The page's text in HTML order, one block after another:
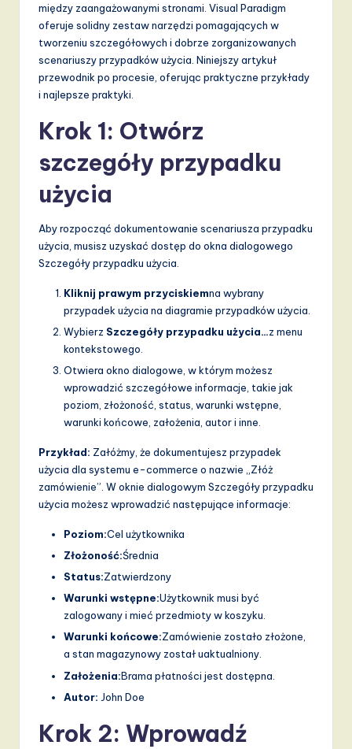
w
d
D
o
między zaangażowanymi stronami. Visual Paradigm
oferuje solidny zestaw narzędzi pomagających w
tworzeniu szczegółowych i dobrze zorganizowanych
scenariuszy przypadków użycia. Niniejszy artykuł
przewodnik po procesie, oferując praktyczne przykłady
i najlepsze praktyki.
Krok 1: Otwórz
szczegóły przypadku
użycia
Aby rozpocząć dokumentowanie scenariusza przypadku
użycia, musisz uzyskać dostęp do okna dialogowego
Szczegóły przypadku użycia.
Kliknij prawym przyciskiemna wybrany
przypadek użycia na diagramie przypadków użycia.
Wybierz Szczegóły przypadku użycia…z menu
kontekstowego.
Otwiera okno dialogowe, w którym możesz
wprowadzić szczegółowe informacje, takie jak
poziom, złożoność, status, warunki wstępne,
warunki końcowe, założenia, autor i inne.
Przykład: Załóżmy, że dokumentujesz przypadek
użycia dla systemu e-commerce o nazwie „Złóż
zamówienie”. W oknie dialogowym Szczegóły przypadku
użycia możesz wprowadzić następujące informacje:
Poziom:Cel użytkownika
Złożoność:Średnia
Status:Zatwierdzony
Warunki wstępne:Użytkownik musi być
zalogowany i mieć przedmioty w koszyku.
Warunki końcowe:Zamówienie zostało złożone,
a stan magazynowy został uaktualniony.
Założenia:Brama płatności jest dostępna.
Autor: John Doe
Krok 2: Wprowadź